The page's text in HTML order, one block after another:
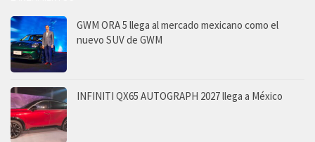
GWM ORA 5 llega al mercado mexicano como el
nuevo SUV de GWM
INFINITI QX65 AUTOGRAPH 2027 llega a México